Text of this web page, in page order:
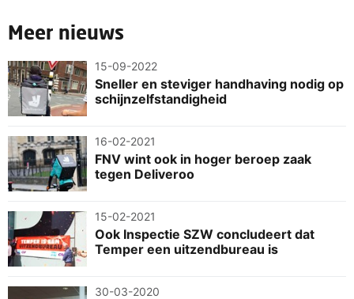
Meer nieuws
15-09-2022
Sneller en steviger handhaving nodig op
schijnzelfstandigheid
16-02-2021
FNV wint ook in hoger beroep zaak
tegen Deliveroo
15-02-2021
Ook Inspectie SZW concludeert dat
Temper een uitzendbureau is
30-03-2020